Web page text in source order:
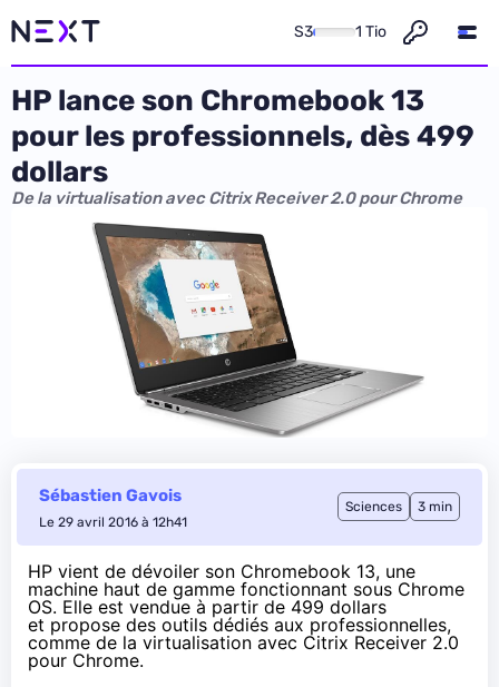
S3 1 Tio
HP lance son Chromebook 13
pour les professionnels, dès 499
dollars
De la virtualisation avec Citrix Receiver 2.0 pour Chrome
Sébastien Gavois
Le 29 avril 2016 à 12h41
Sciences 3 min
HP vient de dévoiler son Chromebook 13, une
machine haut de gamme fonctionnant sous Chrome
OS. Elle est vendue à partir de 499 dollars
et propose des outils dédiés aux professionnelles,
comme de la virtualisation avec Citrix Receiver 2.0
pour Chrome.